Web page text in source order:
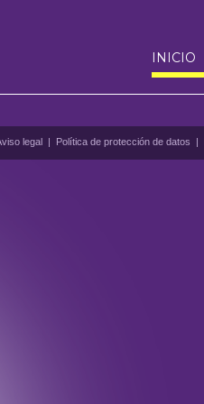
INICIO
legal | Política de protección de datos |